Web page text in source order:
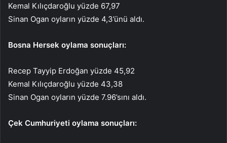
Kemal Kılıçdaroğlu yüzde 67,97
Sinan Ogan oyların yüzde 4,3’ünü aldı.
Bosna Hersek oylama sonuçları:
Recep Tayyip Erdoğan yüzde 45,92
Kemal Kılıçdaroğlu yüzde 43,38
Sinan Ogan oyların yüzde 7.96’sını aldı.
Çek Cumhuriyeti oylama sonuçları: